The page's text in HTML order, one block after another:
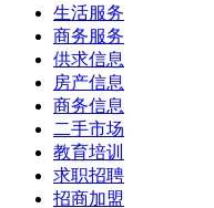
生活服务
商务服务
供求信息
房产信息
商务信息
二手市场
教育培训
求职招聘
招商加盟